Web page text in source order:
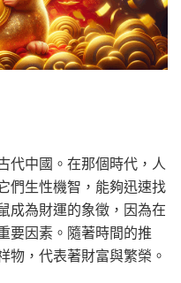
代中國。在那個時代，人
們生性機智，能夠迅速找
成為財運的象徵，因為在
要因素。隨著時間的推
物，代表著財富與繁榮。